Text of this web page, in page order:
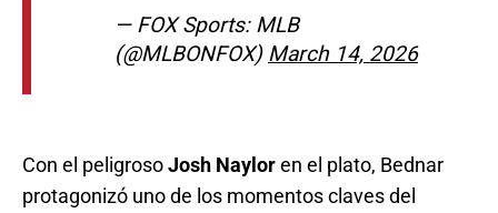
— FOX Sports: MLB
(@MLBONFOX) March 14, 2026
Con el peligrosoJosh Nayloren el plato, Bednar
protagonizó uno de los momentos claves del